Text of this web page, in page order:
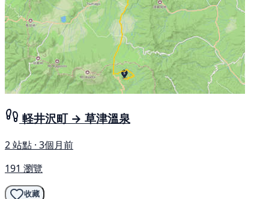
軽井沢町 → 草津溫泉
2 站點 · 3個月前
191 瀏覽
收藏